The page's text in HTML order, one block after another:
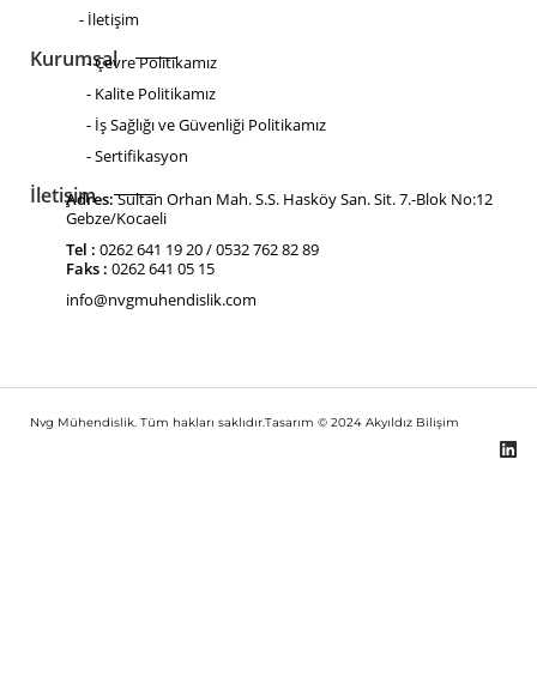
- İletişim
Kurumsal- Çevre Politikamız
- Kalite Politikamız
- İş Sağlığı ve Güvenliği Politikamız
- Sertifikasyon
İletişim
Adres:Sultan Orhan Mah. S.S. Hasköy San. Sit. 7.-Blok No:12
Gebze/Kocaeli
Tel : 0262 641 19 20 / 0532 762 82 89
Faks : 0262 641 05 15
info@nvgmuhendislik.com
Nvg Mühendislik. Tüm hakları saklıdır.Tasarım © 2024 Akyıldız Bilişim